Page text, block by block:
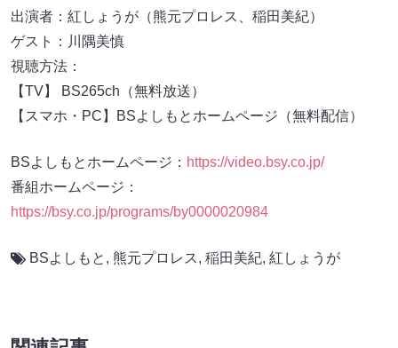
出演者：紅しょうが（熊元プロレス、稲田美紀）
ゲスト：川隅美慎
視聴方法：
【TV】 BS265ch（無料放送）
【スマホ・PC】BSよしもとホームページ（無料配信）
BSよしもとホームページ： https://video.bsy.co.jp/
番組ホームページ：
https://bsy.co.jp/programs/by0000020984
BSよしもと , 熊元プロレス, 稲田美紀, 紅しょうが